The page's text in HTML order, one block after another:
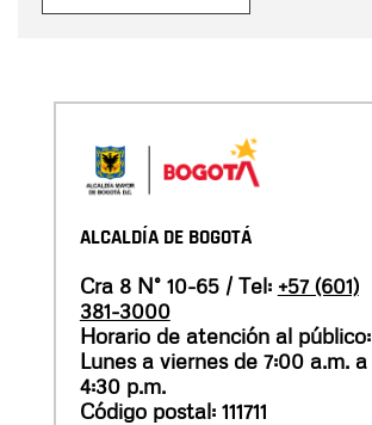
ALCALDÍA DE BOGOTÁ
Cra 8 N° 10-65 / Tel: +57 (601)
381-3000
Horario de atención al público:
Lunes a viernes de 7:00 a.m. a
4:30 p.m.
Código postal: 111711